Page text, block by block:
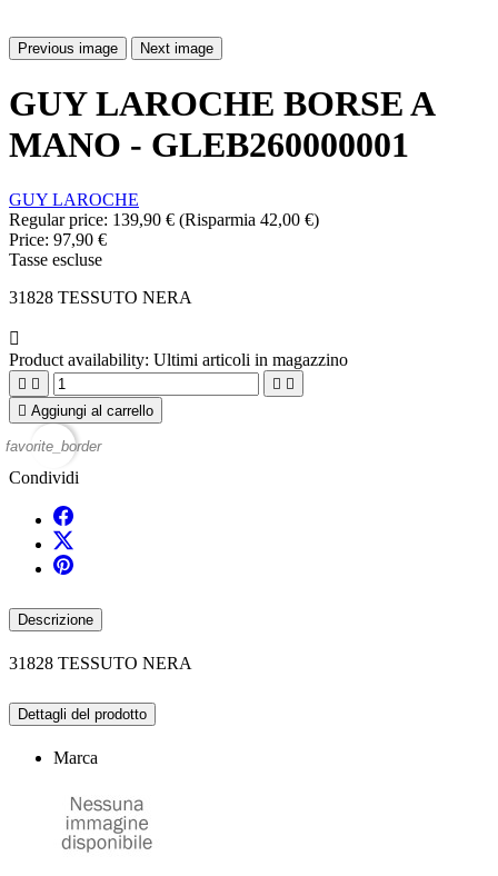
Previous image Next image
GUY LAROCHE BORSE A
MANO - GLEB260000001
GUY LAROCHE
Regular price: 139,90 € (Risparmia 42,00 €)
Price: 97,90 €
Tasse escluse
31828 TESSUTO NERA

Product availability: Ultimi articoli in magazzino
   
 Aggiungi al carrello
favorite_border
Condividi
Descrizione
31828 TESSUTO NERA
Dettagli del prodotto
Marca